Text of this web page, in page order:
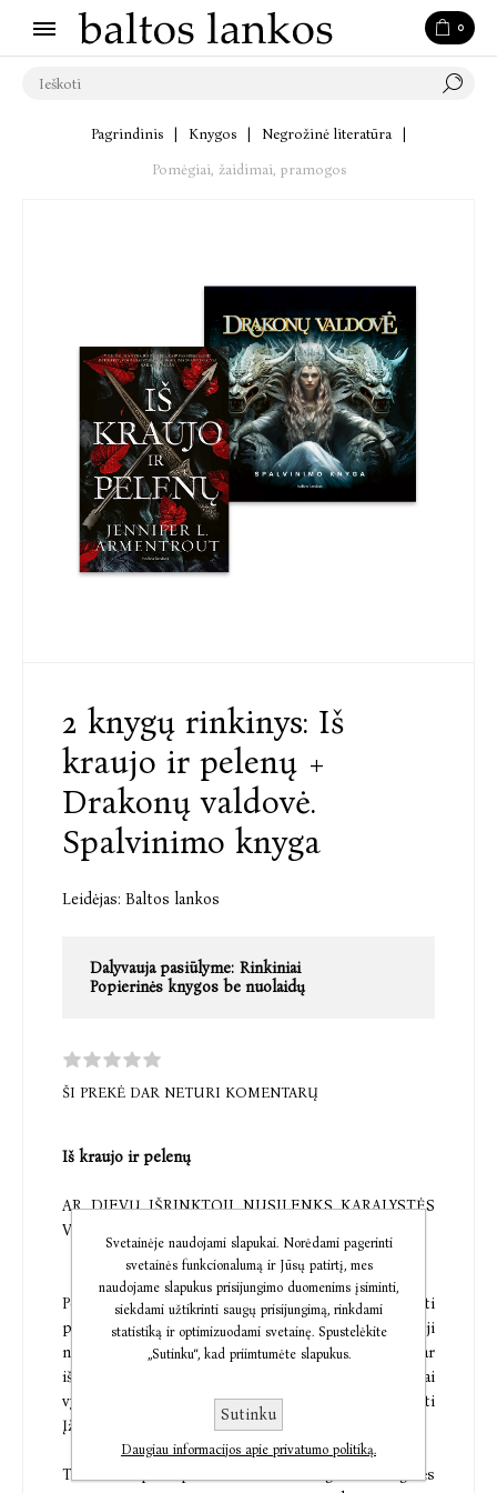
0
Pagrindinis Knygos Negrožinė literatūra
Pomėgiai, žaidimai, pramogos
2 knygų rinkinys: Iš
kraujo ir pelenų +
Drakonų valdovė.
Spalvinimo knyga
Leidėjas: Baltos lankos
Dalyvauja pasiūlyme: Rinkiniai
Popierinės knygos be nuolaidų
ŠI PREKĖ DAR NETURI KOMENTARŲ
Iš kraujo ir pelenų
AR DIEVŲ IŠRINKTOJI NUSILENKS KARALYSTĖS
VALIAI, AR PAKLUS SAVO TROŠKIMAMS?
Penelafė nuo vaikystės neturėjo teisės nieko spręsti
pati. Ji – Mergelė, dievų Išrinktoji. Eiliniai mirtingieji
neturi teisės pažvelgti jai į veidą, negali jos liesti ar
ištarti jai žodžio. Išrinktajai skirta tik paklusniai
vykdyti vyresniųjų paliepimus ir nuolankiai laukti
Įžengimo į dievų pasaulį dienos.
Tačiau Popei paklusti nėra lengva. Mergelės
Svetainėje naudojami slapukai. Norėdami pagerinti
svetainės funkcionalumą ir Jūsų patirtį, mes
naudojame slapukus prisijungimo duomenims įsiminti,
siekdami užtikrinti saugų prisijungimą, rinkdami
statistiką ir optimizuodami svetainę. Spustelėkite
„Sutinku“, kad priimtumėte slapukus.
Sutinku
Daugiau informacijos apie privatumo politiką.